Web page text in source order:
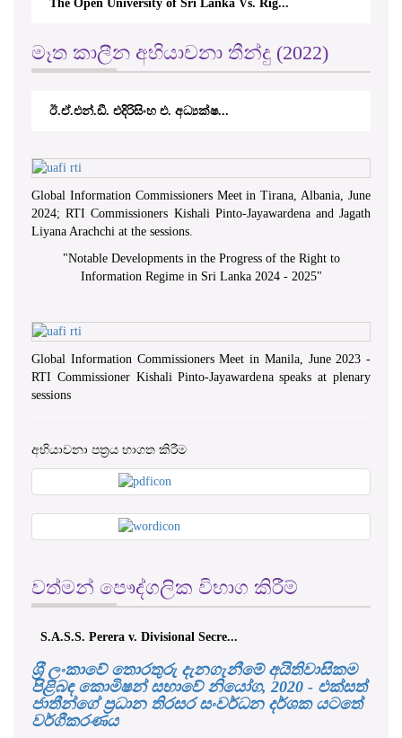
එදිරිසිංහ එ. අධ්‍යක්ෂ... කේ.වී.කේ.
2024; RTI Commissioners Kishali Pinto-Jayawardena and Jagath
Liyana Arachchi at the sessions.
"Notable Developments in the Progress of the Right to
Information Regime in Sri Lanka 2024 - 2025
RTI Commissioner Kishali Pinto-Jayawardena speaks at plenary
sessions
අභියාචනා පත්‍රය භාගත කිරීම
වත්මන් පෞද්ගලික විභාග කිරීම්
Perera v. Divisional Secre...
පිළිබඳ කොමිෂන් සභාවේ නියෝග, 2020 - එක්සත්
වර්ගීකරණය